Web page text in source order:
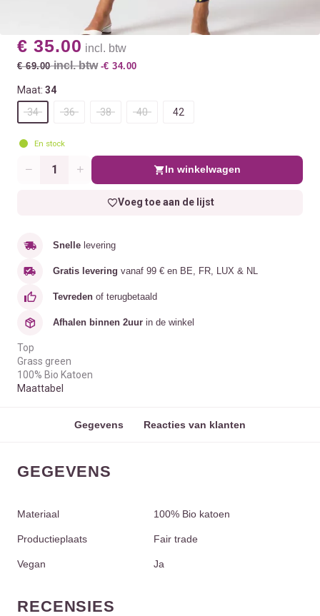
€ 35.00 incl. btw
€ 69.00incl. btw -€ 34.00
Maat: 34
34
36 38 40 42
En stock
Aantal In winkelwagen
Voeg toe aan de lijst
Snelle levering
Gratis levering vanaf 99 € en BE, FR, LUX & NL
Tevreden of terugbetaald
Afhalen binnen 2uur in de winkel
Top
Grass green
100% Bio Katoen
Maattabel
Gegevens Reacties van klanten
GEGEVENS
Materiaal 100% Bio katoen
Productieplaats Fair trade
Vegan Ja
RECENSIES